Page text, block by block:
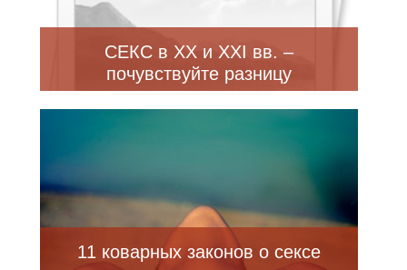
СЕКС в XX и XXI вв. –
почувствуйте разницу
11 коварных законов о сексе